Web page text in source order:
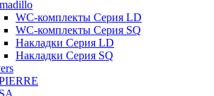
WC-комплекты Серия LD
WC-комплекты Серия SQ
Накладки Серия LD
Накладки Серия SQ